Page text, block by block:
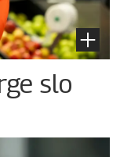
slo